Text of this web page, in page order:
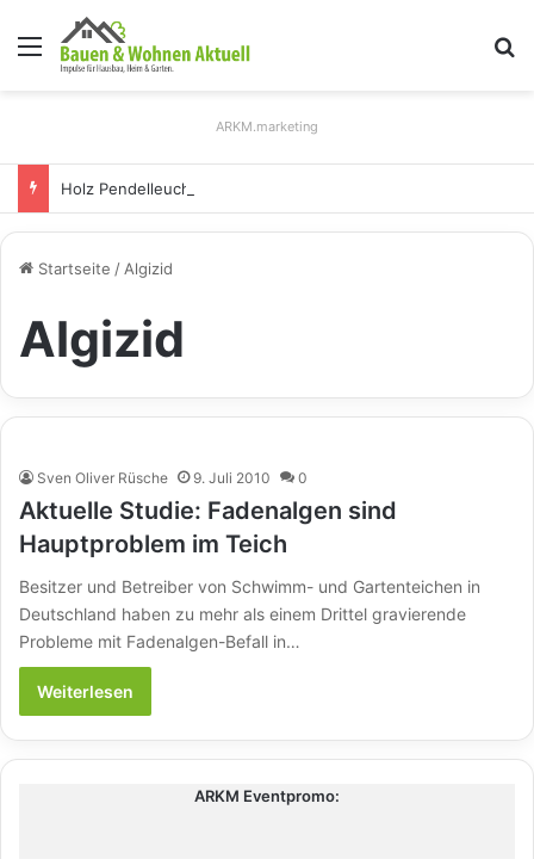
Menü
ARKM.marketing
Startseite / Algizid
Algizid
Sven Oliver Rüsche 9. Juli 2010 0
Aktuelle Studie: Fadenalgen sind
Hauptproblem im Teich
Besitzer und Betreiber von Schwimm- und Gartenteichen in
Deutschland haben zu mehr als einem Drittel gravierende
Probleme mit Fadenalgen-Befall in…
Weiterlesen
ARKM Eventpromo: